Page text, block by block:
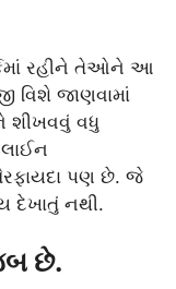
રહીને તેઓને આ
વિશે જાણવામાં
શીખવવું વધુ
પણ છે. જે
દેખાતું નથી.
છે.